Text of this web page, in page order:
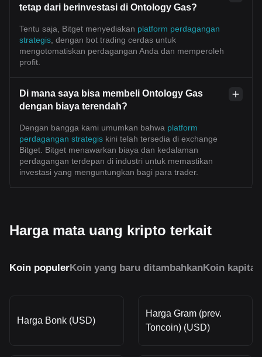
tetap dari berinvestasi di Ontology Gas?
Tentu saja, Bitget menyediakan platform perdagangan
strategis , dengan bot trading cerdas untuk
mengotomatiskan perdagangan Anda dan memperoleh
profit.
Di mana saya bisa membeli Ontology Gas
dengan biaya terendah?
Dengan bangga kami umumkan bahwa platform
perdagangan strategis kini telah tersedia di exchange
Bitget. Bitget menawarkan biaya dan kedalaman
perdagangan terdepan di industri untuk memastikan
investasi yang menguntungkan bagi para trader.
Harga mata uang kripto terkait
Koin populerKoin yang baru ditambahkanKoin
Harga Bonk (USD)
Harga Gram (prev.
Toncoin) (USD)